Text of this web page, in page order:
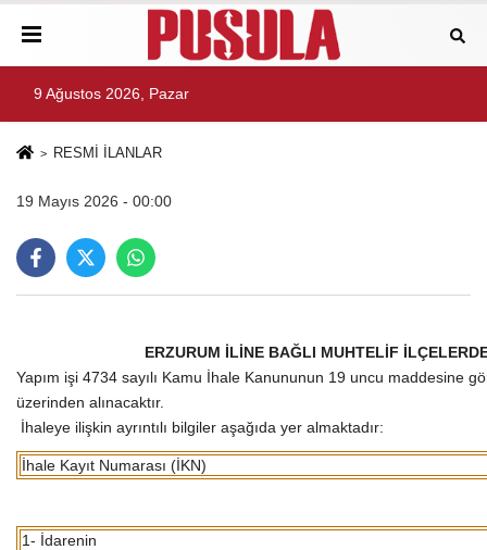
9 Ağustos 2026, Pazar
RESMİ İLANLAR
19 Mayıs 2026 - 00:00
ERZURUM İLİNE BAĞLI MUHTELİF
Yapım işi 4734 sayılı Kamu İhale Kanununun 19 uncu maddesine
üzerinden alınacaktır.
İhaleye ilişkin ayrıntılı bilgiler aşağıda yer almaktadır:
İhale Kayıt Numarası (İKN)
1- İdarenin